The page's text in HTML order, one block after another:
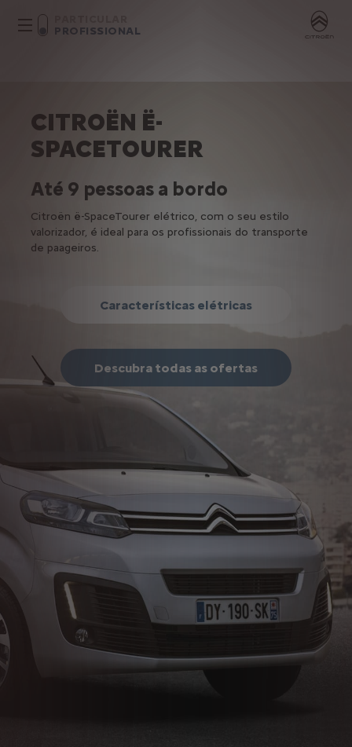
PROFISSIONAL
CITROËN Ë-
SPACETOURER
Até 9 pessoas a bordo
Citroën ë-SpaceTourer elétrico, com o seu estilo
valorizador, é ideal para os profissionais do transporte
de paageiros.
Características elétricas
Descubra todas as ofertas